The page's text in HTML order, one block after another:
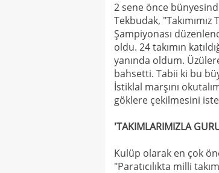
2 sene önce
Tekbudak,
Şampiyonası
oldu. 24 takımın
yanında oldum.
bahsetti. Tabii ki bu
İstiklal marşını
göklere çekilmesini
'TAKIMLARIMIZLA
Kulüp olarak en çok
"Paratıcılıkta milli